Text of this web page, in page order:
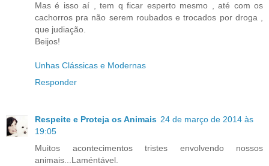
Mas é isso aí , tem q ficar esperto mesmo , até com os
cachorros pra não serem roubados e trocados por droga ,
que judiação.
Beijos!
Unhas Clássicas e Modernas
Responder
Respeite e Proteja os Animais 24 de março de 2014 às
19:05
Muitos acontecimentos tristes envolvendo nossos
animais...Laméntável.